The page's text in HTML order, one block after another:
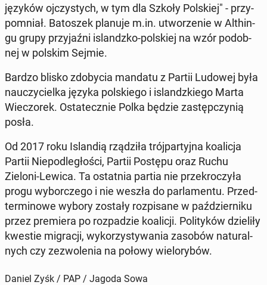
języków oj­czy­stych, w tym dla Szkoły Pol­skiej" - przy­
po­mniał. Ba­to­szek planuje m.in. utwo­rze­nie w Al­thin­
gu grupy przy­jaź­ni is­landz­ko-pol­skiej na wzór po­dob­
nej w polskim Sejmie.
Bardzo blisko zdo­by­cia mandatu z Partii Ludowej była
na­uczy­ciel­ka języka pol­skie­go i is­landz­kie­go Marta
Wie­czo­rek. Osta­tecz­nie Polka będzie za­stęp­czy­nią
posła.
Od 2017 roku Is­lan­dią rzą­dzi­ła trój­par­tyj­na ko­ali­cja
Partii Nie­pod­le­gło­ści, Partii Postępu oraz Ruchu
Zieloni-Lewica. Ta ostat­nia partia nie prze­kro­czy­ła
progu wy­bor­cze­go i nie weszła do par­la­men­tu. Przed­
ter­mi­no­we wybory zostały roz­pi­sa­ne w paź­dzier­ni­ku
przez pre­mie­ra po roz­pa­dzie ko­ali­cji. Po­li­ty­ków dzie­li­ły
kwestie mi­gra­cji, wy­ko­rzy­sty­wa­nia zasobów na­tu­ral­
nych czy ze­zwo­le­nia na połowy wie­lo­ry­bów.
Daniel Zyśk / PAP / Jagoda Sowa